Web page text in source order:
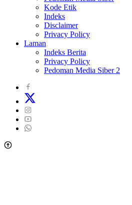
Kode Etik
Indeks
Disclaimer
Privacy Policy
Laman
Indeks Berita
Privacy Policy
Pedoman Media Siber 2